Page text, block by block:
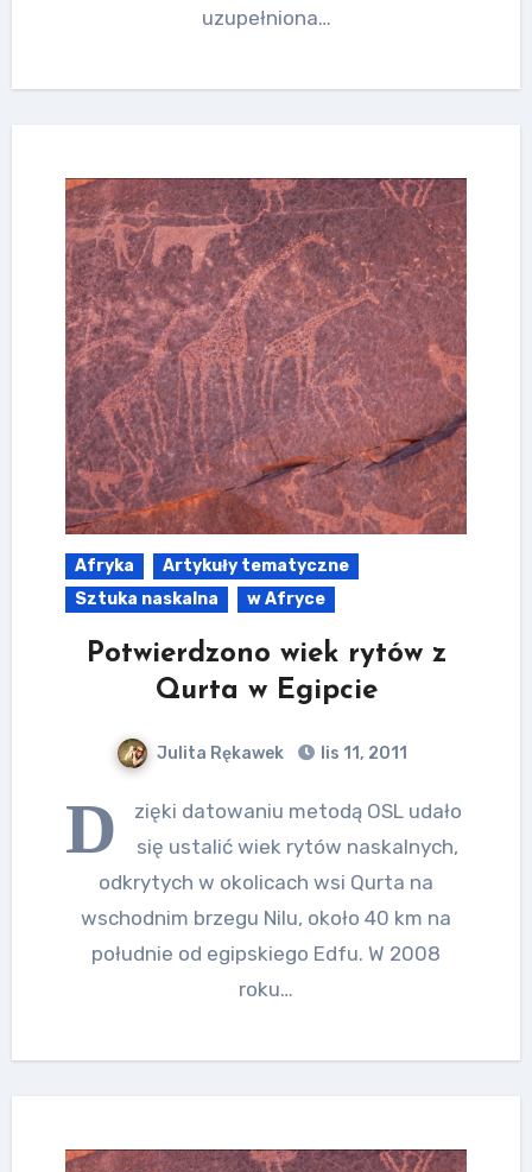
uzupełniona…
Afryka
Artykuły tematyczne
Sztuka naskalna
w Afryce
Potwierdzono wiek rytów z
Qurta w Egipcie
Julita Rękawek lis 11, 2011
D
zięki datowaniu metodą OSL udało
się ustalić wiek rytów naskalnych,
odkrytych w okolicach wsi Qurta na
wschodnim brzegu Nilu, około 40 km na
południe od egipskiego Edfu. W 2008
roku…